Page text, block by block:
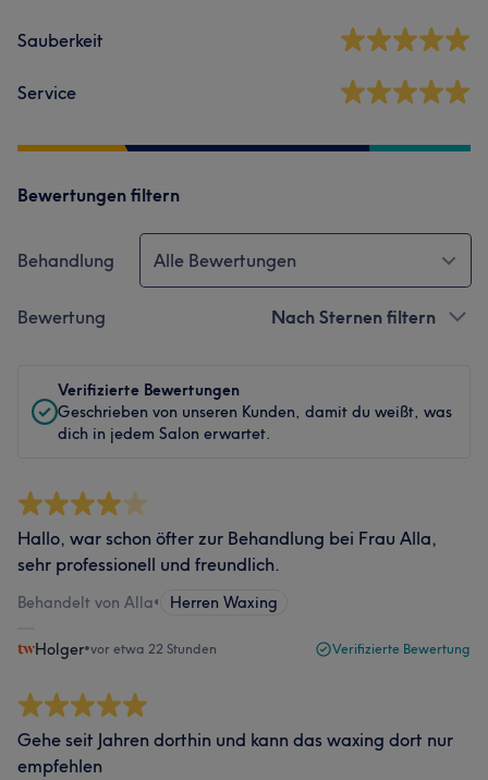
Sauberkeit
Service
Bewertungen filtern
Behandlung Alle Bewertungen
Bewertung Nach Sternen filtern
Verifizierte Bewertungen
Geschrieben von unseren Kunden, damit du weißt, was
dich in jedem Salon erwartet.
Hallo, war schon öfter zur Behandlung bei Frau Alla,
sehr professionell und freundlich.
Behandelt von Alla• Herren Waxing
Holger•vor etwa 22 Stunden Verifizierte Bewertung
Gehe seit Jahren dorthin und kann das waxing dort nur
empfehlen